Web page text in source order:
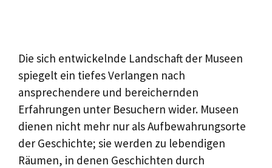
Die sich entwickelnde Landschaft der Museen
spiegelt ein tiefes Verlangen nach
ansprechendere und bereichernden
Erfahrungen unter Besuchern wider. Museen
dienen nicht mehr nur als Aufbewahrungsorte
der Geschichte; sie werden zu lebendigen
Räumen, in denen Geschichten durch